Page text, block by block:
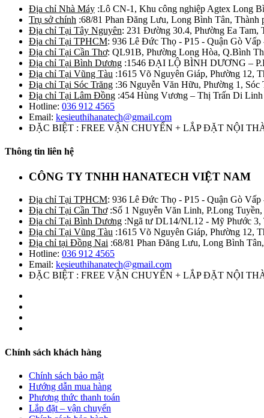
Địa chỉ Nhà Máy :Lô CN-1, Khu công nghiệp Agtex Long
Trụ sở chính :68/81 Phan Đăng Lưu, Long Bình Tân, Thành
Địa chỉ Tại Tây Nguyên: 231 Đường 30.4, Phường Ea
Địa chỉ Tại TPHCM: 936 Lê Đức Thọ - P15 - Quận Gò
Địa chỉ Tại Cần Thơ: QL91B, Phường Long Hòa, Q.Bình
Địa chỉ Tại Bình Dương :1546 ĐẠI LỘ BÌNH DƯƠNG –
Địa chỉ Tại Vũng Tàu :1615 Võ Nguyên Giáp, Phường 12,
Địa chỉ Tại Sóc Trăng :36 Nguyễn Văn Hữu, Phường 1, Sóc
Địa chỉ Tại Lâm Đồng :454 Hùng Vương – Thị Trấn Di
Hotline: 036 912 4565
Email: kesieuthihanatech@gmail.com
ĐẶC BIỆT : FREE VẬN CHUYỂN + LẮP ĐẶT NỘI
Thông tin liên hệ
CÔNG TY TNHH HANATECH VIỆT NAM
Địa chỉ Tại TPHCM: 936 Lê Đức Thọ - P15 - Quận Gò
Địa chỉ Tại Cần Thơ:Số 1 Nguyễn Văn Linh, P.Long
Địa chỉ Tại Bình Dương :Ngã tư DL14/NL12 - Mỹ Phước
Địa chỉ Tại Vũng Tàu :1615 Võ Nguyên Giáp, Phường 12,
Địa chỉ tại Đồng Nai :68/81 Phan Đăng Lưu, Long Bình
Hotline: 036 912 4565
Email: kesieuthihanatech@gmail.com
ĐẶC BIỆT : FREE VẬN CHUYỂN + LẮP ĐẶT NỘI
Chính sách khách hàng
Chính sách bảo mật
Hướng dẫn mua hàng
Phương thức thanh toán
Lắp đặt – vận chuyển